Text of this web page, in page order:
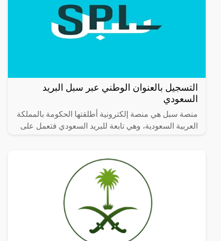
التسجيل بالعنوان الوطني عبر سبل البريد
السعودي
منصة سبل هي منصة إلكترونية أطلقتها الحكومة بالمملكة
العربية السعودية، وهي تابعة للبريد السعودي فتعمل على